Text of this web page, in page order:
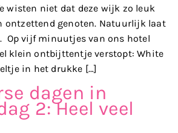
wisten niet dat deze wijk zo leuk
ontzettend genoten. Natuurlijk laat
Op vijf minuutjes van ons hotel
klein ontbijttentje verstopt: White
in het drukke […]
dagen in
2: Heel veel